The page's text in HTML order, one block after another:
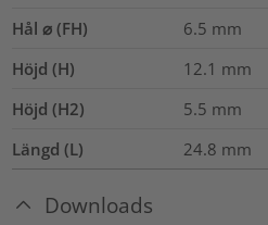
Hål ⌀ (FH)
6.5 mm
Höjd (H)
12.1 mm
Höjd (H2)
5.5 mm
Längd (L)
24.8 mm
Downloads